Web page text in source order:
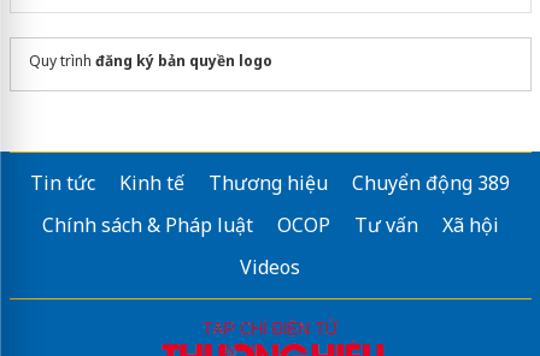
Quy trình đăng ký bản quyền logo
Tin tức Kinh tế Thương hiệu
Chuyển động 389
Chính sách & Pháp luật
OCOP Tư vấn
Xã hội
Videos